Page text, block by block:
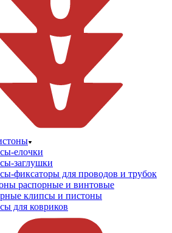
елочки
заглушки
фиксаторы для проводов и трубок
распорные и винтовые
клипсы и пистоны
для ковриков